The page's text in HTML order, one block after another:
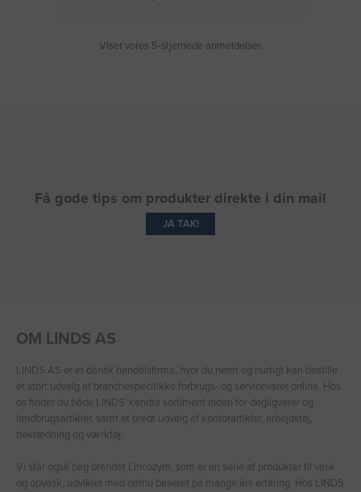
Viser vores 5-stjernede anmeldelser.
Få gode tips om produkter direkte i din mail
JA TAK!
OM LINDS AS
LINDS AS er et dansk handelsfirma, hvor du nemt og hurtigt kan bestille
et stort udvalg af branchespecifikke forbrugs- og servicevarer online. Hos
os finder du både LINDS′ kendte sortiment inden for dagligvarer og
landbrugsartikler, samt et bredt udvalg af kontorartikler, arbejdstøj,
beklædning og værktøj.
Vi står også bag brandet Lincozym, som er en serie af produkter til vask
og opvask, udviklet med omhu baseret på mange års erfaring. Hos LINDS